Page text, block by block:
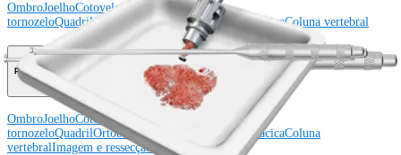
OmbroJoelhoCotoveloMão e punhoPé e
tornozeloQuadrilOrtobiológicos Cirurgia cardiotorácicaColuna vertebral
Producto
OmbroJoelhoCotovelo
tornozeloQuadrilOrtobiológicos Cirurgia cardiotorácicaColuna
vertebralImagem e ressecção